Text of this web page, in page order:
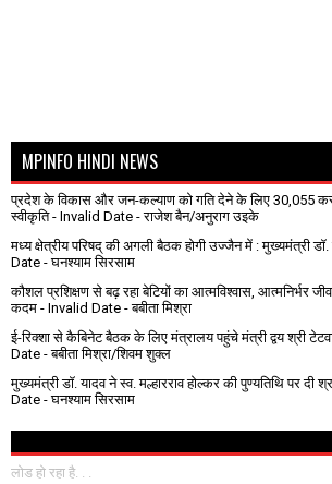
MPINFO HINDI NEWS
प्रदेश के विकास और जन-कल्याण को गति देने के लिए 30,055
स्वीकृति- Invalid Date - राजेश बैन/अनुराग उइके
मध्य क्षेत्रीय परिषद् की अगली बैठक होगी उज्जैन में : मुख्यमंत्री डॉ.
Date - घनश्याम सिरसाम
कौशल प्रशिक्षण से बढ़ रहा बेटियों का आत्मविश्वास, आत्मनिर्भर
कदम - Invalid Date - बबीता मिश्रा
ई-रिक्शा से कैबिनेट बैठक के लिए मंत्रालय पहुंचे मंत्री द्वय श्री
Date - बबीता मिश्रा/शिवम शुक्ल
मुख्यमंत्री डॉ. यादव ने स्व. मल्हारराव होल्कर की पुण्यतिथि पर दी
Date - घनश्याम सिरसाम
लोड हो रहा है. . .